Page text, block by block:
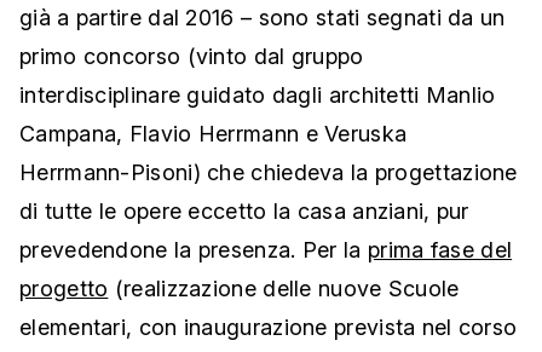
già a partire dal 2016 – sono stati segnati da un
primo concorso (vinto dal gruppo
interdisciplinare guidato dagli architetti Manlio
Campana, Flavio Herrmann e Veruska
Herrmann-Pisoni) che chiedeva la progettazione
di tutte le opere eccetto la casa anziani, pur
prevedendone la presenza. Per la prima fase del
progetto (realizzazione delle nuove Scuole
elementari, con inaugurazione prevista nel corso